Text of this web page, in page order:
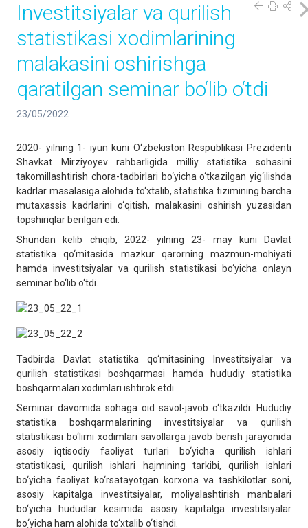
Investitsiyalar va qurilish
statistikasi xodimlarining
malakasini oshirishga
qaratilgan seminar bo‘lib o‘tdi
23/05/2022
2020- yilning 1- iyun kuni O‘zbekiston Respublikasi Prezidenti
Shavkat Mirziyoyev rahbarligida milliy statistika sohasini
takomillashtirish chora-tadbirlari bo‘yicha o‘tkazilgan yig‘ilishda
kadrlar masalasiga alohida to‘xtalib, statistika tizimining barcha
mutaxassis kadrlarini o‘qitish, malakasini oshirish yuzasidan
topshiriqlar berilgan edi.
Shundan kelib chiqib, 2022- yilning 23- may kuni Davlat
statistika qo‘mitasida mazkur qarorning mazmun-mohiyati
hamda investitsiyalar va qurilish statistikasi bo‘yicha onlayn
seminar bo‘lib o‘tdi.
Tadbirda Davlat statistika qo‘mitasining Investitsiyalar va
qurilish statistikasi boshqarmasi hamda hududiy statistika
boshqarmalari xodimlari ishtirok etdi.
Seminar davomida sohaga oid savol-javob o‘tkazildi. Hududiy
statistika boshqarmalarining investitsiyalar va qurilish
statistikasi bo‘limi xodimlari savollarga javob berish jarayonida
asosiy iqtisodiy faoliyat turlari bo‘yicha qurilish ishlari
statistikasi, qurilish ishlari hajmining tarkibi, qurilish ishlari
bo‘yicha faoliyat ko‘rsatayotgan korxona va tashkilotlar soni,
asosiy kapitalga investitsiyalar, moliyalashtirish manbalari
bo‘yicha hududlar kesimida asosiy kapitalga investitsiyalar
bo֥‘yicha ham alohida to‘xtalib o‘tishdi.